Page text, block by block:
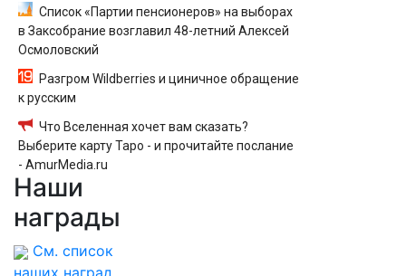
Список «Партии пенсионеров» на выборах
в Заксобрание возглавил 48-летний Алексей
Осмоловский
Разгром Wildberries и циничное обращение
к русским
Что Вселенная хочет вам сказать?
Выберите карту Таро - и прочитайте послание
- AmurMedia.ru
Наши
награды
См. список
наших наград